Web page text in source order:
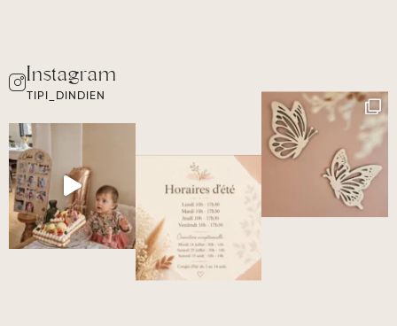
TIPI_DINDIEN